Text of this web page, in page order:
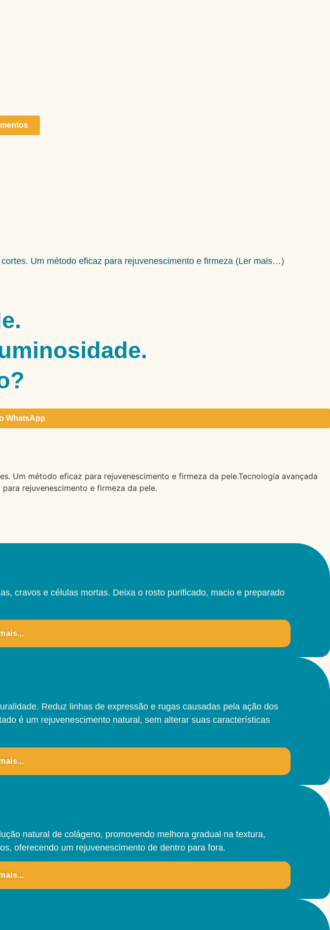
Um método eficaz para rejuvenescimento e firmeza (Ler mais…)
WhatsApp
Um método eficaz para rejuvenescimento e firmeza da pele.Tecnologia avançada
rejuvenescimento e firmeza da pele.
cravos e células mortas. Deixa o rosto purificado, macio e preparado
Reduz linhas de expressão e rugas causadas pela ação dos
é um rejuvenescimento natural, sem alterar suas características
natural de colágeno, promovendo melhora gradual na textura,
oferecendo um rejuvenescimento de dentro para fora.